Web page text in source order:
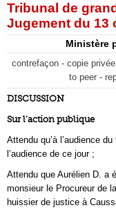
Tribunal de
Jugement du 13
Ministère
contrefaçon - copie
to peer -
DISCUSSION
Sur l’action publique
Attendu qu’à l’audience
l’audience de ce jour ;
Attendu que Aurélien D. a
monsieur le Procureur de
huissier de justice à